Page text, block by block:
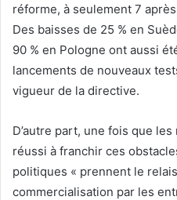
réforme, à seulement 7
Des baisses de 25 % en
90 % en Pologne ont aussi
lancements de nouveaux
vigueur de la directive.
D’autre part, une fois que
réussi à franchir ces
politiques « prennent le
commercialisation par les